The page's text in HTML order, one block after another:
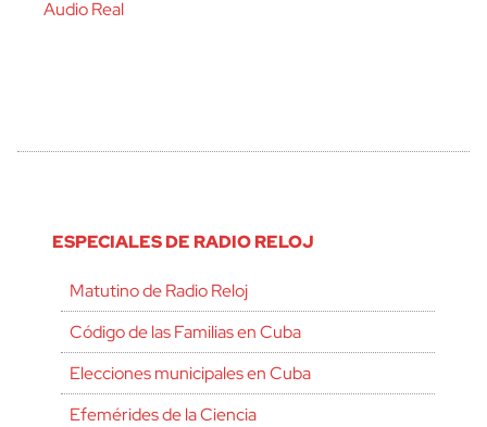
Audio Real
ESPECIALES DE RADIO RELOJ
Matutino de Radio Reloj
Código de las Familias en Cuba
Elecciones municipales en Cuba
Efemérides de la Ciencia